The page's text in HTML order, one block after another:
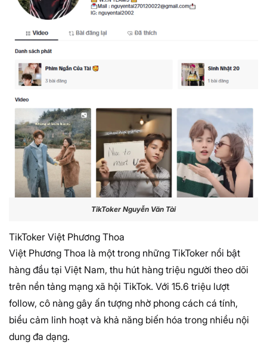
TikToker Nguyễn Văn Tài
TikToker Việt Phương Thoa
Việt Phương Thoa là một trong những TikToker nổi bật
hàng đầu tại Việt Nam, thu hút hàng triệu người theo dõi
trên nền tảng mạng xã hội TikTok. Với 15.6 triệu lượt
follow, cô nàng gây ấn tượng nhờ phong cách cá tính,
biểu cảm linh hoạt và khả năng biến hóa trong nhiều nội
dung đa dạng.